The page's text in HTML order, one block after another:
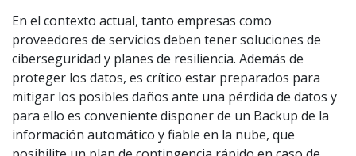
En el contexto actual, tanto empresas como
proveedores de servicios deben tener soluciones de
ciberseguridad y planes de resiliencia. Además de
proteger los datos, es crítico estar preparados para
mitigar los posibles daños ante una pérdida de datos y
para ello es conveniente disponer de un Backup de la
información automático y fiable en la nube, que